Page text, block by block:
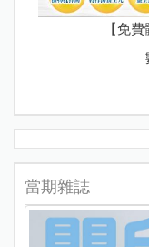
【免
當期雜誌